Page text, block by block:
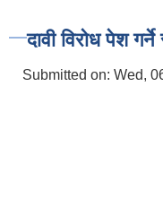
दावी विरोध पेश
Submitted on: Wed,